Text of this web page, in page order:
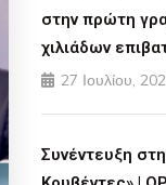
στην πρώτη
χιλιάδων
27 Ιουλίου,
Συνέντευξη